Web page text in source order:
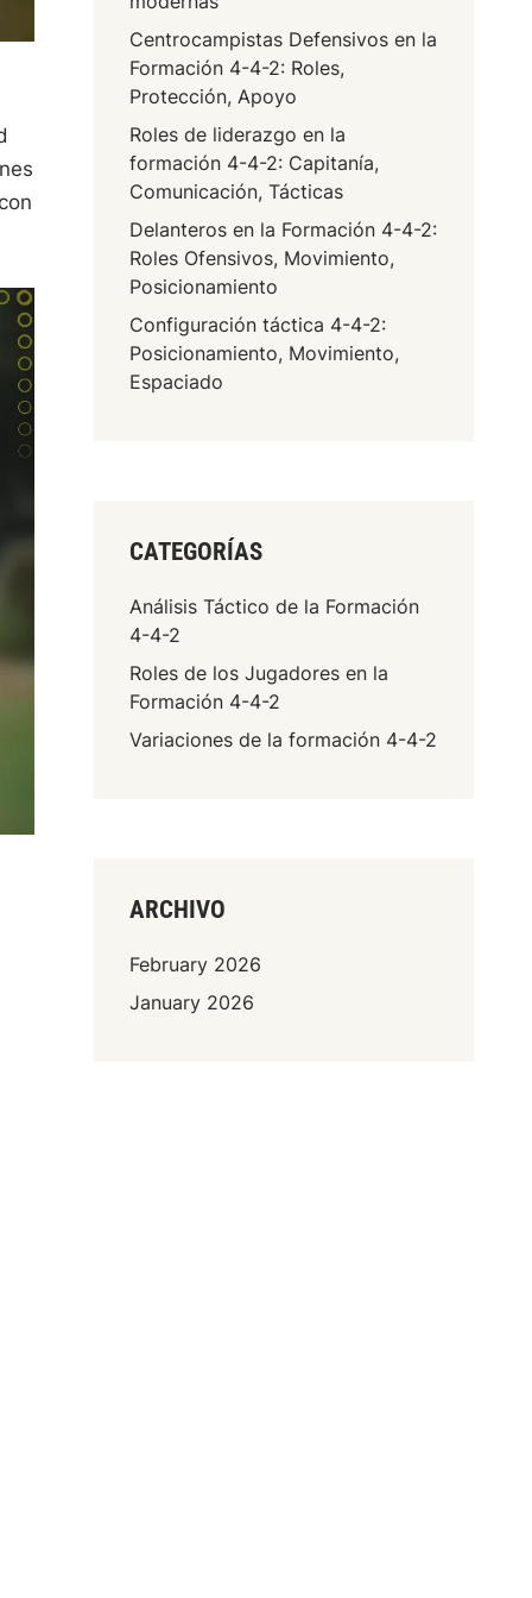
Centrocampistas Defensivos en la
Formación 4-4-2: Roles,
Protección, Apoyo
Roles de liderazgo en la
formación 4-4-2: Capitanía,
Comunicación, Tácticas
Delanteros en la Formación 4-4-2:
Roles Ofensivos, Movimiento,
Posicionamiento
Configuración táctica 4-4-2:
Posicionamiento, Movimiento,
Espaciado
CATEGORÍAS
Análisis Táctico de la Formación
4-4-2
Roles de los Jugadores en la
Formación 4-4-2
Variaciones de la formación 4-4-2
ARCHIVO
February 2026
January 2026